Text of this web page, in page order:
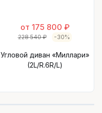
от 175 800 ₽
228 540 ₽ -30%
Угловой диван «Миллари»
(2L/R.6R/L)